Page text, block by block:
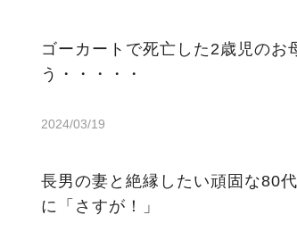
ゴーカートで死亡した2歳児のお
う・・・・・
2024/03/19
長男の妻と絶縁したい頑固な80
に「さすが！」